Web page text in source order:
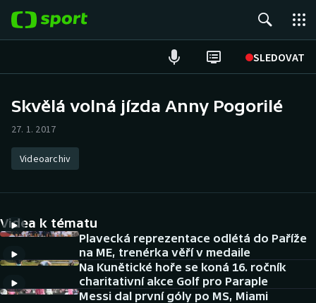
SLEDOVAT
Hokej
Tenis
Atletika
Cyklistika
DALŠÍ SPORTY
Americký fotbal
NEPŘEHLÉDNĚTE
Skvělá volná jízda Anny Pogorilé
27. 1. 2017
Videoarchiv
Videa k tématu
Plavecká reprezentace odlétá do Paříže
na ME, trenérka věří v medaile
Na Kunětické hoře se koná 16. ročník
charitativní akce Golf pro Paraple
Messi dal první góly po MS, Miami